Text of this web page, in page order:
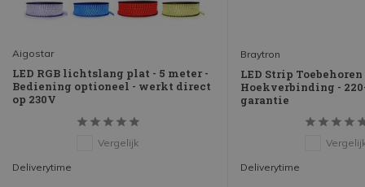
Aigostar
LED RGB lichtslang plat - 5 meter -
Bediening optioneel - werkt direct
op 230V
Vergelijk
Deliverytime
Braytron
LED Strip Toebehoren
Hoekverbinding -
garantie
Deliverytime